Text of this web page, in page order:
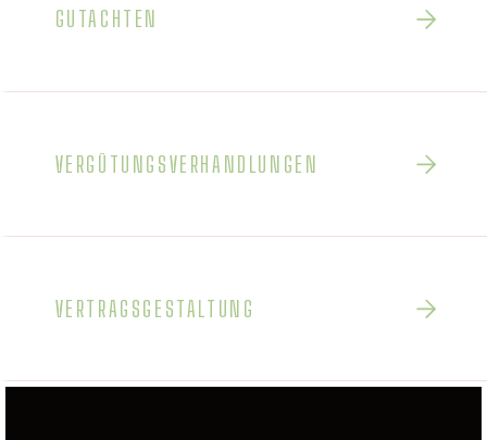
GUTACHTEN
VERGÜTUNGSVERHANDLUNGEN
VERTRAGSGESTALTUNG